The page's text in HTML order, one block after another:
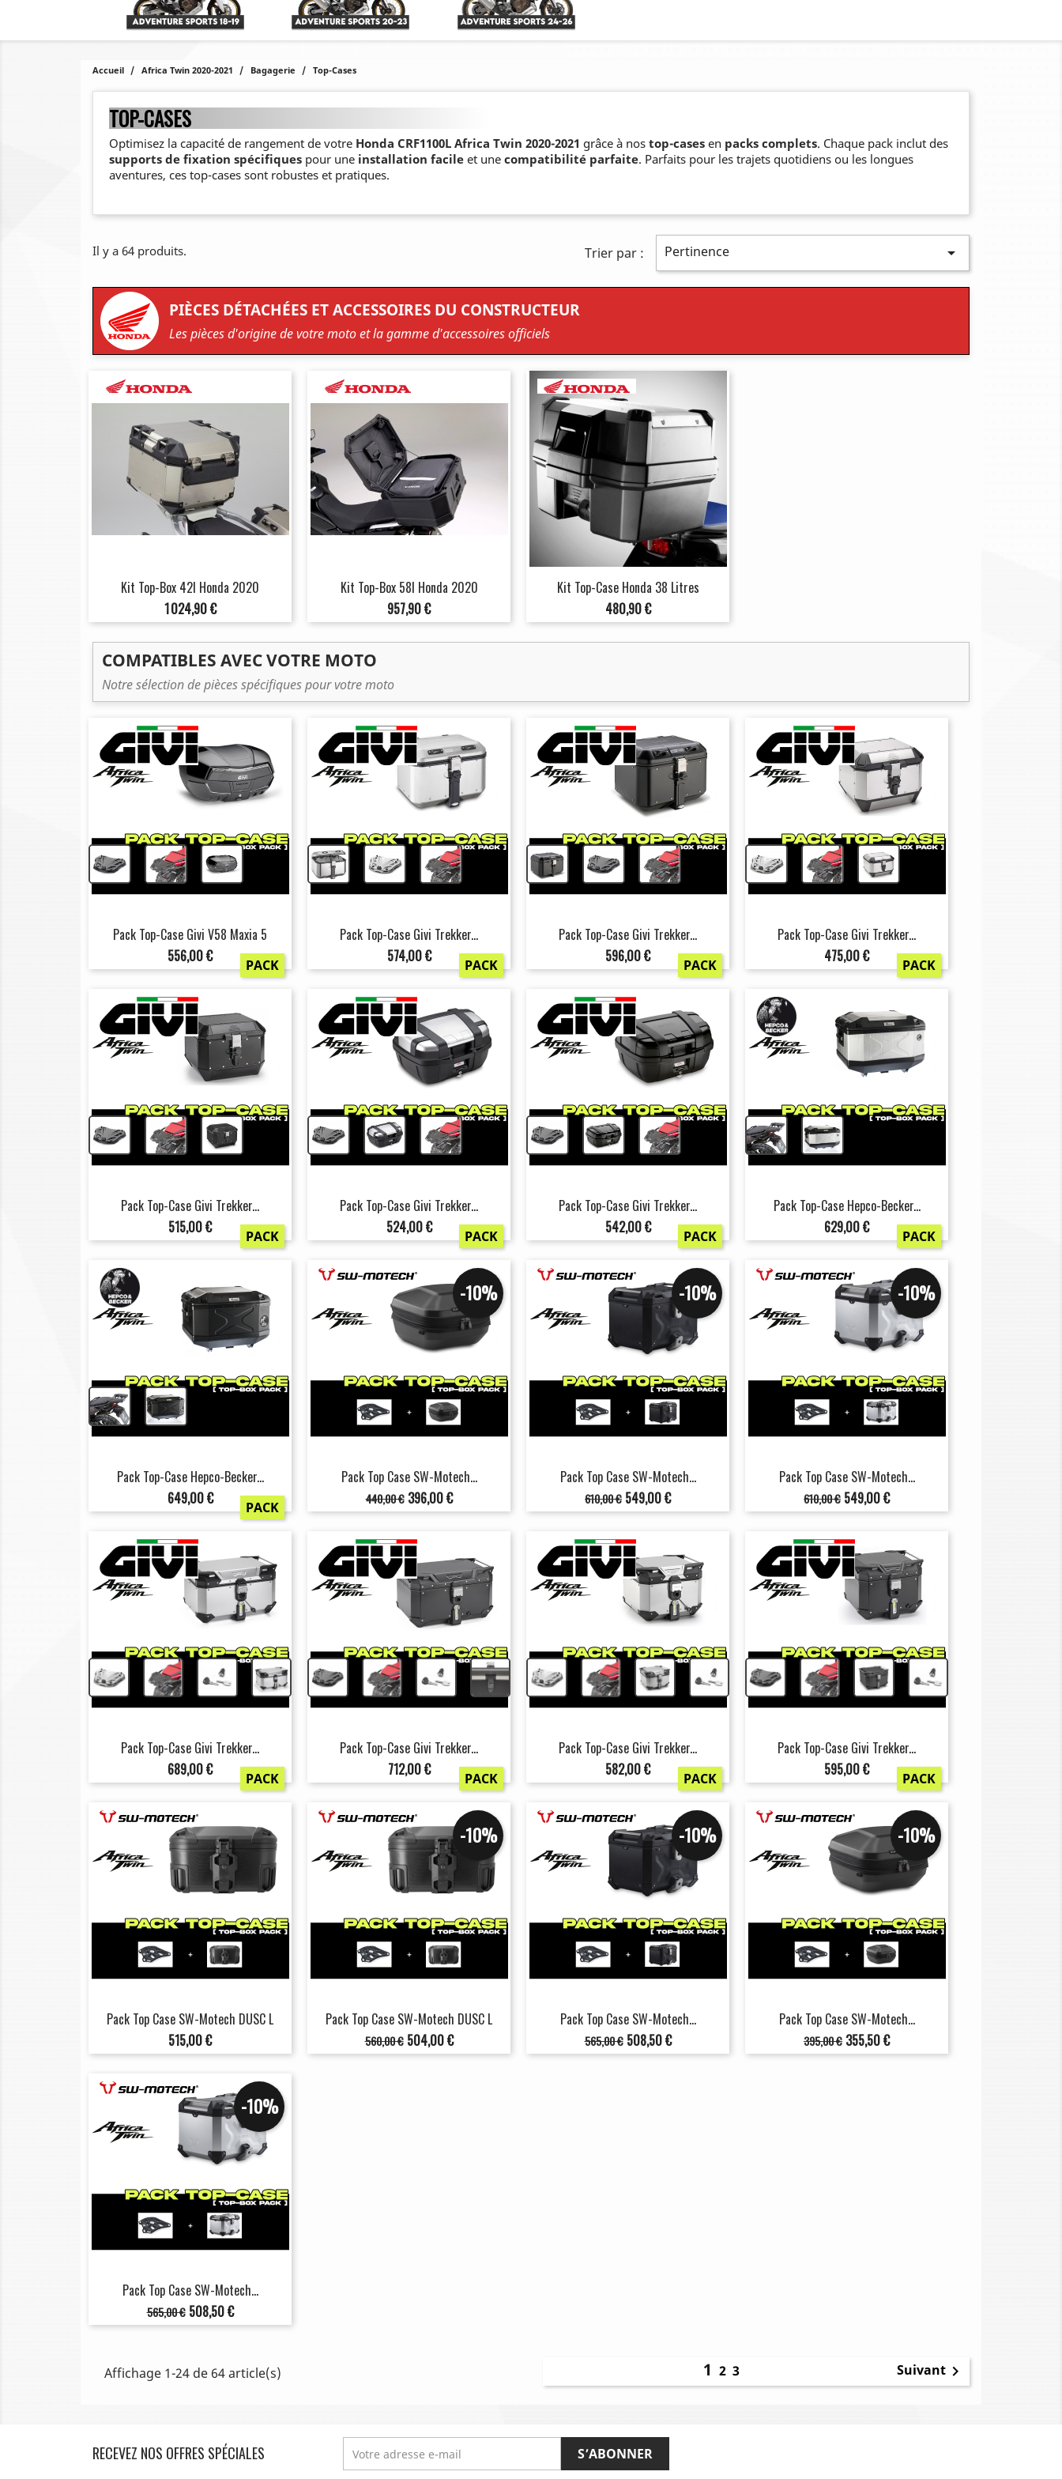
Accueil Africa Twin 2020-2021 Bagagerie Top-Cases
TOP-CASES
Optimisez la capacité de rangement de votre Honda CRF1100L Africa Twin 2020-2021 grâce à nos top-cases en packs complets. Chaque pack inclut des
supports de fixation spécifiques pour une installation facile et une compatibilité parfaite. Parfaits pour les trajets quotidiens ou les longues
aventures, ces top-cases sont robustes et pratiques.
Il y a 64 produits. Trier par : Pertinence 
PIÈCES DÉTACHÉES ET ACCESSOIRES DU CONSTRUCTEUR
Les pièces d'origine de votre moto et la gamme d'accessoires officiels
Kit Top-Box 42l Honda 2020
Prix
1 024,90 €
Kit Top-Box 58l Honda 2020
Prix
957,90 €
Kit Top-Case Honda 38 Litres
Prix
480,90 €
COMPATIBLES AVEC VOTRE MOTO
Notre sélection de pièces spécifiques pour votre moto
Pack Top-Case Givi V58 Maxia 5
Prix
556,00 € PACK
Pack Top-Case Givi Trekker...
Prix
574,00 € PACK
Pack Top-Case Givi Trekker...
Prix
596,00 € PACK
Pack Top-Case Givi Trekker...
Prix
475,00 € PACK
Pack Top-Case Givi Trekker...
Prix
515,00 € PACK
Pack Top-Case Givi Trekker...
Prix
524,00 € PACK
Pack Top-Case Givi Trekker...
Prix
542,00 € PACK
Pack Top-Case Hepco-Becker...
Prix
629,00 € PACK
Pack Top-Case Hepco-Becker...
Prix
649,00 € PACK
Pack Top Case SW-Motech...
Prix
de
440,00 €
-10%
Prix
396,00 €
Pack Top Case SW-Motech...
Prix
de
610,00 €
-10%
Prix
549,00 €
Pack Top Case SW-Motech...
Prix
de
610,00 €
-10%
Prix
549,00 €
Pack Top-Case Givi Trekker...
Prix
689,00 € PACK
Pack Top-Case Givi Trekker...
Prix
712,00 € PACK
Pack Top-Case Givi Trekker...
Prix
582,00 € PACK
Pack Top-Case Givi Trekker...
Prix
595,00 € PACK
Pack Top Case SW-Motech DUSC L
Prix
515,00 €
Pack Top Case SW-Motech DUSC L
Prix
de
560,00 €
-10%
Prix
504,00 €
Pack Top Case SW-Motech...
Prix
de
565,00 €
-10%
Prix
508,50 €
Pack Top Case SW-Motech...
Prix
de
395,00 €
-10%
Prix
355,50 €
Pack Top Case SW-Motech...
Prix
de
565,00 €
-10%
Prix
508,50 €
Affichage 1-24 de 64 article(s) 1 2 3 Suivant
RECEVEZ NOS OFFRES SPÉCIALES